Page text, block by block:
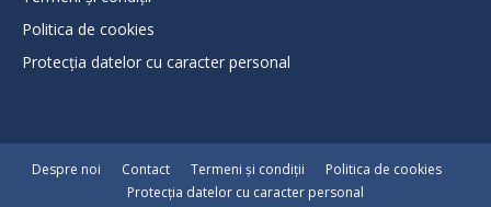
Politica de cookies
Protecţia datelor cu caracter personal
Despre noi Contact Termeni și condiții
Politica de cookies
Protecţia datelor cu caracter personal